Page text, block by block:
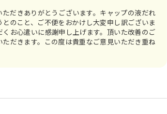
だきありがとうございます。キャップの液だれ
のこと、ご不便をおかけし大変申し訳ございま
お心遣いに感謝申し上げます。頂いた改善のご
だきます。この度は貴重なご意見いただき重ね